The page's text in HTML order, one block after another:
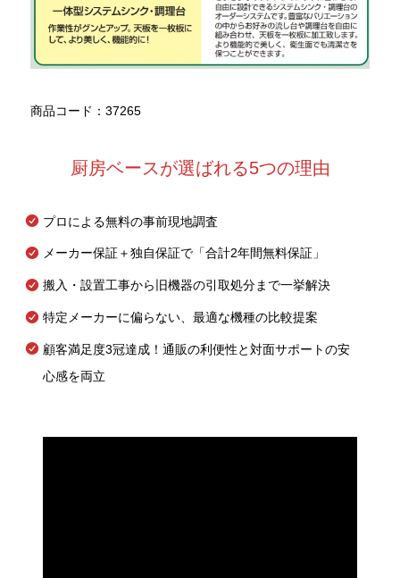
商品コード：37265
厨房ベースが選ばれる5つの理由
プロによる無料の事前現地調査
メーカー保証＋独自保証で「合計2年間無料保証」
搬入・設置工事から旧機器の引取処分まで一挙解決
特定メーカーに偏らない、最適な機種の比較提案
顧客満足度3冠達成！通販の利便性と対面サポートの安
心感を両立